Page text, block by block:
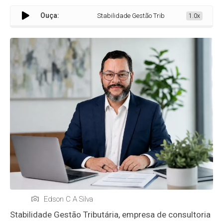
Ouça: Stabilidade Gestão Tributária amplia atuação
1.0x
Edson C A Silva
Stabilidade Gestão Tributária, empresa de consultoria